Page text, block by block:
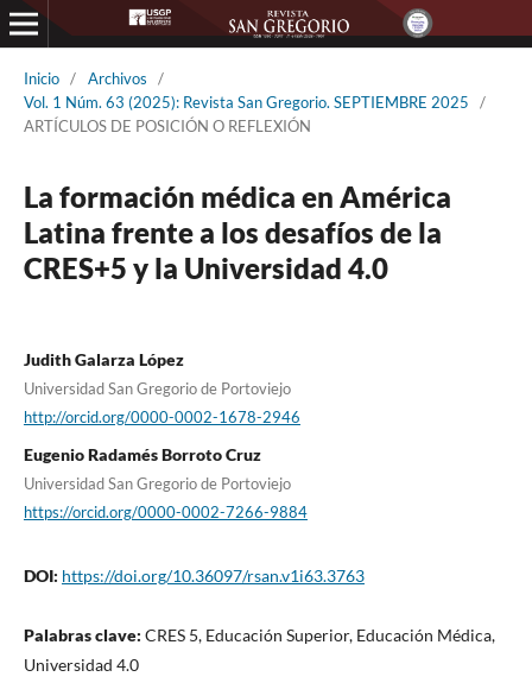
Inicio / Archivos
/
Vol. 1 Núm. 63 (2025): Revista San Gregorio. SEPTIEMBRE 2025
/
ARTÍCULOS DE POSICIÓN O REFLEXIÓN
La formación médica en América
Latina frente a los desafíos de la
CRES+5 y la Universidad 4.0
Judith Galarza López
Universidad San Gregorio de Portoviejo
http://orcid.org/0000-0002-1678-2946
Eugenio Radamés Borroto Cruz
Universidad San Gregorio de Portoviejo
https://orcid.org/0000-0002-7266-9884
DOI: https://doi.org/10.36097/rsan.v1i63.3763
Palabras clave: CRES 5, Educación Superior, Educación Médica,
Universidad 4.0